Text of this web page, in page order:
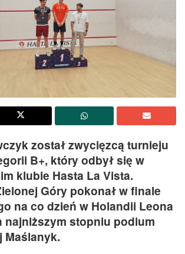
został zwycięzcą turnieju
B+, który odbył się w
klubie Hasta La Vista.
Góry pokonał w finale
na co dzień w Holandii Leona
najniższym stopniu podium
Maślanyk.